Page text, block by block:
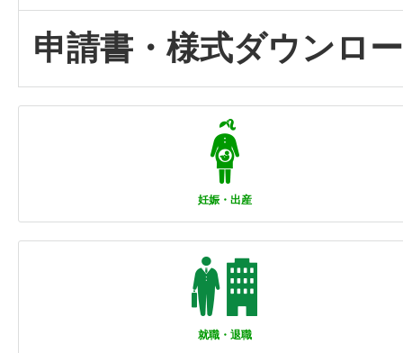
申請書・様式ダウンロ
妊娠・出産
就職・退職